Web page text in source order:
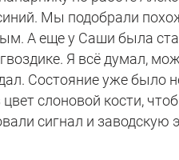
Мы подобрали
А еще у Саши была
Я всё думал,
Состояние уже было
слоновой кости,
сигнал и